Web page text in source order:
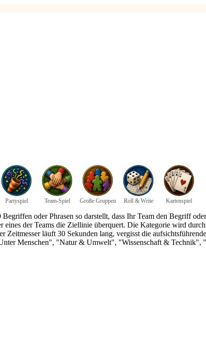
Partyspiel Team-Spiel Große Gruppen Roll & Write Kartenspiel
oder Phrasen so darstellt, dass Ihr Team den Begriff
der Teams die Ziellinie überquert. Die Kategorie wird
Zeitmesser läuft 30 Sekunden lang, vergisst die
Menschen", "Natur & Umwelt", "Wissenschaft &